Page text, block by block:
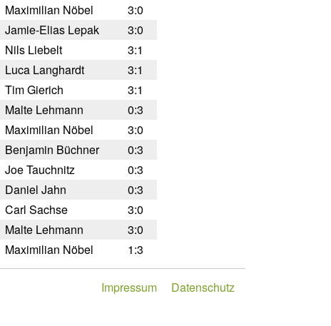
Maximilian Nöbel
3:0
Jamie-Elias Lepak
3:0
Nils Liebelt
3:1
Luca Langhardt
3:1
Tim Gierich
3:1
Malte Lehmann
0:3
Maximilian Nöbel
3:0
Benjamin Büchner
0:3
Joe Tauchnitz
0:3
Daniel Jahn
0:3
Carl Sachse
3:0
Malte Lehmann
3:0
Maximilian Nöbel 1:3
Datenschutz
Impressum